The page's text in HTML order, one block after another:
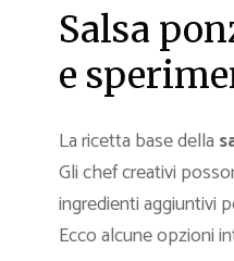
Salsa
e
La ricetta base della
Gli chef creativi
ingredienti aggiuntivi
Ecco alcune opzioni